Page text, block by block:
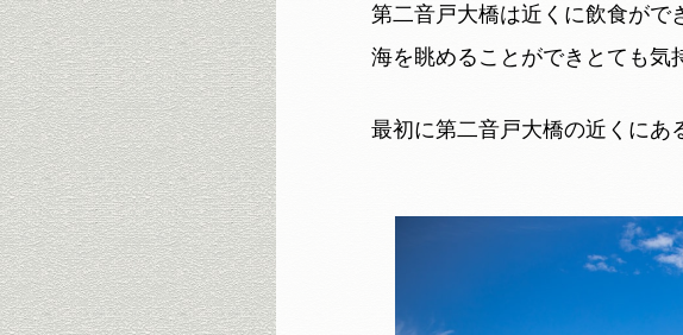
第二音戸大橋は近くに飲食がで
海を眺めることができとても気
最初に第二音戸大橋の近くにあ